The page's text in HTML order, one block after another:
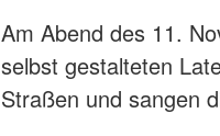
Am Abend des 11.
selbst gestalteten
Straßen und sangen